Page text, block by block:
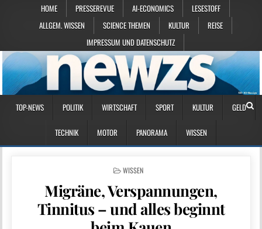
HOME PRESSEREVUE AI-ECONOMICS
LESESTOFF
ALLGEM. WISSEN
SCIENCE THEMEN KULTUR
REISE
IMPRESSUM UND DATENSCHUTZ
TOP-NEWS POLITIK WIRTSCHAFT SPORT KULTUR GELD
TECHNIK MOTOR PANORAMA WISSEN
POSTED IN
WISSEN
Migräne, Verspannungen,
Tinnitus – und alles beginnt